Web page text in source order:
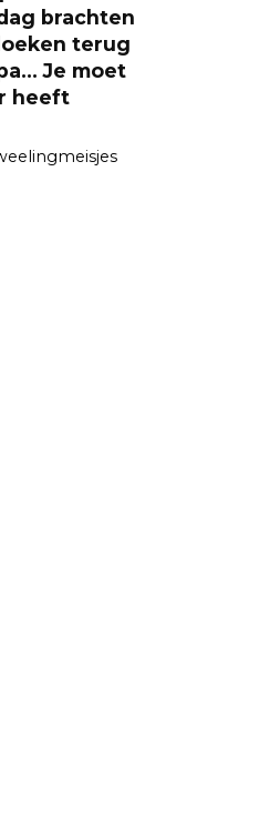
brachten
terug
Je moet
heeft